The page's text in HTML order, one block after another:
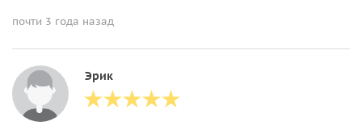
почти 3 года назад
Эрик